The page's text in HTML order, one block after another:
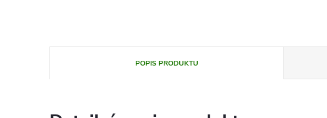
POPIS PRODUKTU